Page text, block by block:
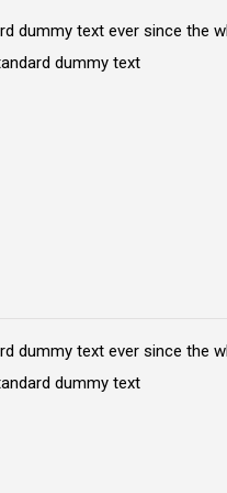
dummy text ever since the
dummy text
dummy text ever since the
dummy text